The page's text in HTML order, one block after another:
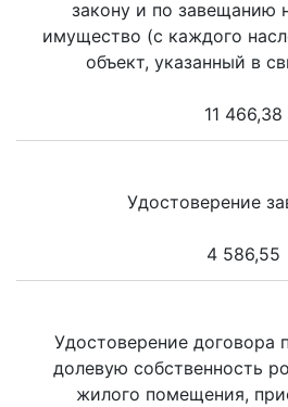
закону и по завещанию
имущество (с каждого
объект, указанный в
11 466,38
Удостоверение
4 586,55
Удостоверение договора
долевую собственность
жилого помещения,